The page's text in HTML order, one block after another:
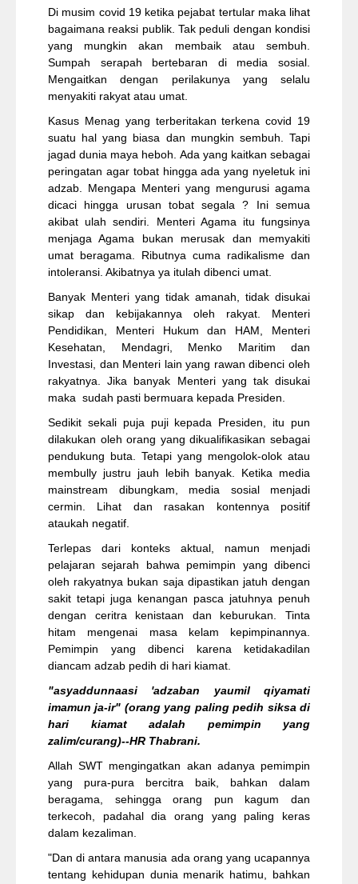
Di musim covid 19 ketika pejabat tertular maka lihat
bagaimana reaksi publik. Tak peduli dengan kondisi
yang mungkin akan membaik atau sembuh.
Sumpah serapah bertebaran di media sosial.
Mengaitkan dengan perilakunya yang selalu
menyakiti rakyat atau umat.
Kasus Menag yang terberitakan terkena covid 19
suatu hal yang biasa dan mungkin sembuh. Tapi
jagad dunia maya heboh. Ada yang kaitkan sebagai
peringatan agar tobat hingga ada yang nyeletuk ini
adzab. Mengapa Menteri yang mengurusi agama
dicaci hingga urusan tobat segala ? Ini semua
akibat ulah sendiri. Menteri Agama itu fungsinya
menjaga Agama bukan merusak dan memyakiti
umat beragama. Ributnya cuma radikalisme dan
intoleransi. Akibatnya ya itulah dibenci umat.
Banyak Menteri yang tidak amanah, tidak disukai
sikap dan kebijakannya oleh rakyat. Menteri
Pendidikan, Menteri Hukum dan HAM, Menteri
Kesehatan, Mendagri, Menko Maritim dan
Investasi, dan Menteri lain yang rawan dibenci oleh
rakyatnya. Jika banyak Menteri yang tak disukai
maka sudah pasti bermuara kepada Presiden.
Sedikit sekali puja puji kepada Presiden, itu pun
dilakukan oleh orang yang dikualifikasikan sebagai
pendukung buta. Tetapi yang mengolok-olok atau
membully justru jauh lebih banyak. Ketika media
mainstream dibungkam, media sosial menjadi
cermin. Lihat dan rasakan kontennya positif
ataukah negatif.
Terlepas dari konteks aktual, namun menjadi
pelajaran sejarah bahwa pemimpin yang dibenci
oleh rakyatnya bukan saja dipastikan jatuh dengan
sakit tetapi juga kenangan pasca jatuhnya penuh
dengan ceritra kenistaan dan keburukan. Tinta
hitam mengenai masa kelam kepimpinannya.
Pemimpin yang dibenci karena ketidakadilan
diancam adzab pedih di hari kiamat.
"asyaddunnaasi 'adzaban yaumil qiyamati
imamun ja-ir" (orang yang paling pedih siksa di
hari kiamat adalah pemimpin yang
zalim/curang)--HR Thabrani.
Allah SWT mengingatkan akan adanya pemimpin
yang pura-pura bercitra baik, bahkan dalam
beragama, sehingga orang pun kagum dan
terkecoh, padahal dia orang yang paling keras
dalam kezaliman.
"Dan di antara manusia ada orang yang ucapannya
tentang kehidupan dunia menarik hatimu, bahkan